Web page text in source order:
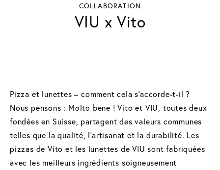
COLLABORATION
VIU x Vito
Pizza et lunettes – comment cela s’accorde-t-il ?
Nous pensons : Molto bene ! Vito et VIU, toutes deux
fondées en Suisse, partagent des valeurs communes
telles que la qualité, l'artisanat et la durabilité. Les
pizzas de Vito et les lunettes de VIU sont fabriquées
avec les meilleurs ingrédients soigneusement